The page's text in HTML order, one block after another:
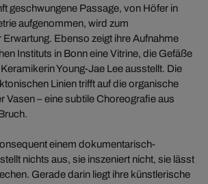
geschwungene Passage, von Höfer in
aufgenommen, wird zum
Ebenso zeigt ihre Aufnahme
Instituts in Bonn eine Vitrine, die Gefäße
Young-Jae Lee ausstellt. Die
Linien trifft auf die organische
Vasen – eine subtile Choreografie aus
einem dokumentarisch-
nichts aus, sie inszeniert nicht, sie lässt
Gerade darin liegt ihre künstlerische